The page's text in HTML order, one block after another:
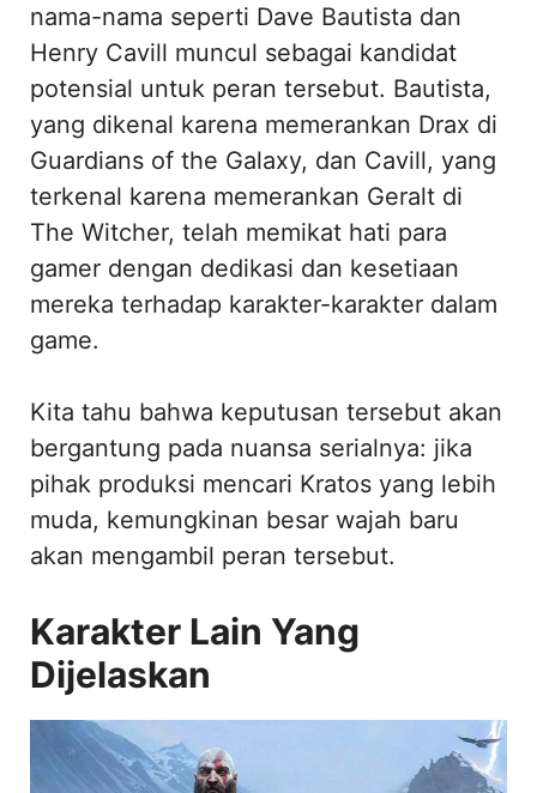
nama-nama seperti Dave Bautista dan
Henry Cavill muncul sebagai kandidat
potensial untuk peran tersebut. Bautista,
yang dikenal karena memerankan Drax di
Guardians of the Galaxy, dan Cavill, yang
terkenal karena memerankan Geralt di
The Witcher, telah memikat hati para
gamer dengan dedikasi dan kesetiaan
mereka terhadap karakter-karakter dalam
game.
Kita tahu bahwa keputusan tersebut akan
bergantung pada nuansa serialnya: jika
pihak produksi mencari Kratos yang lebih
muda, kemungkinan besar wajah baru
akan mengambil peran tersebut.
Karakter Lain Yang
Dijelaskan